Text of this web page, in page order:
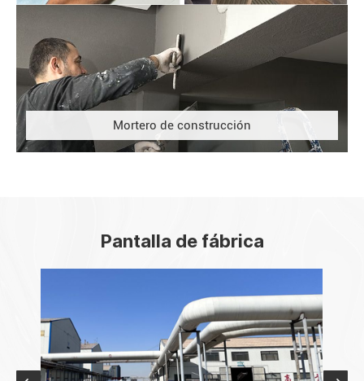
Mortero de construcción
Pantalla de fábrica